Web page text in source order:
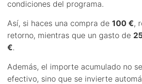
condiciones del programa.
Así, si haces una compra de 100 €,
retorno, mientras que un gasto de
€.
Además, el importe acumulado no
efectivo, sino que se invierte